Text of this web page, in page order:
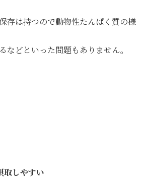
存は持つので動物性たんぱく質の様
などといった問題もありません。
取しやすい